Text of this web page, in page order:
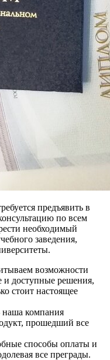
предъявить в
по всем
необходимый
заведения,
возможности
и доступные решения,
стоит настоящее
наша компания
прошедший все
способы оплаты и
все преграды.